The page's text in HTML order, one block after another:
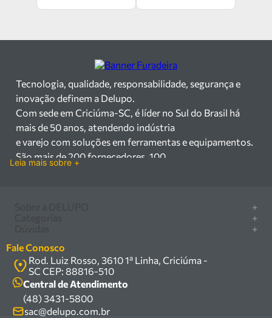
Tecnologia, qualidade, responsabilidade, segurança e
inovação definem a Delupo.
Com sede em Criciúma-SC, é líder no Sul do Brasil há
mais de 50 anos, atendendo indústria
e varejo com soluções em ferramentas e equipamentos.
São mais de 200 fornecedores, 100
equipamentos industriais no Sul do Brasil. Com sede em
Criciúma – SC, atendemos os
setores industrial e varejista com um amplo portfólio de
produtos à pronta entrega.
Trabalhamos com mais de 200 fornecedores parceiros e
um estoque com mais de
Leia mais sobre +
+
Marcas
Política de privacidade
Política de entrega
Termos e condições
Fale conosco
+
Serra circular
Compressor
Caixa Organizadora
Carrinho Armazém
Kits
+
Como comprar
Central de ajuda
Troca, devolução e garantia
Fale Conosco
Rod. Luiz Rosso, 3610 1ª Linha, Criciúma -
SC CEP: 88816-510
Central de Atendimento
(48) 3431-5800
sac@delupo.com.br